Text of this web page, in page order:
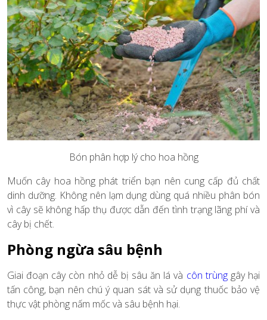
Bón phân hợp lý cho hoa hồng
Muốn cây hoa hồng phát triển bạn nên cung cấp đủ chất
dinh dưỡng. Không nên lạm dụng dùng quá nhiều phân bón
vì cây sẽ không hấp thụ được dẫn đến tình trạng lãng phí và
cây bị chết.
Phòng ngừa sâu bệnh
Giai đoạn cây còn nhỏ dễ bị sâu ăn lá và côn trùnggây hại
tấn công, bạn nên chú ý quan sát và sử dụng thuốc bảo vệ
thực vật phòng nấm mốc và sâu bệnh hại.